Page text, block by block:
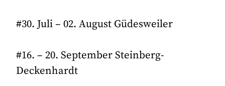
#30. Juli – 02. August Güdesweiler
#16. – 20. September Steinberg-
Deckenhardt